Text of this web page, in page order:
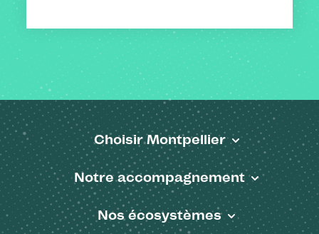
Pied de page
Choisir Montpellier
Notre accompagnement
Nos écosystèmes